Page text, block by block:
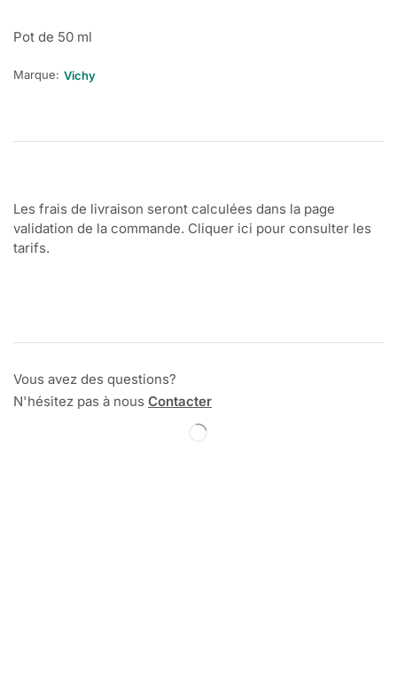
Pot de 50 ml
Marque: Vichy
Les frais de livraison seront calculées dans la page
validation de la commande. Cliquer ici pour consulter les
tarifs.
Vous avez des questions?
N'hésitez pas à nous Contacter